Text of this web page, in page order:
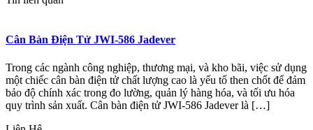
Cân Bàn Điện Tử JWI-586 Jadever
Trong các ngành công nghiệp, thương mại, và kho bãi, việc sử dụng
một chiếc cân bàn điện tử chất lượng cao là yếu tố then chốt để đảm
bảo độ chính xác trong đo lường, quản lý hàng hóa, và tối ưu hóa
quy trình sản xuất. Cân bàn điện tử JWI-586 Jadever là […]